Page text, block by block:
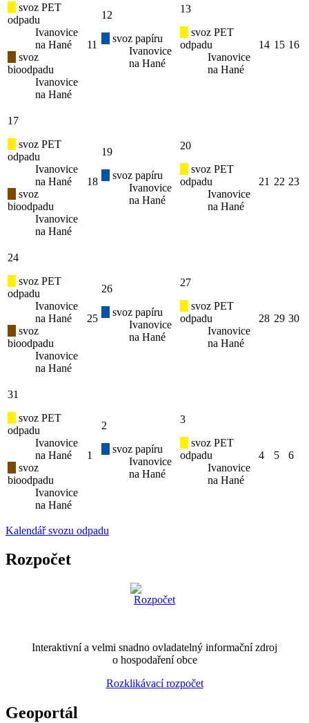
svoz PET
odpadu
Ivanovice
na Hané
svoz
bioodpadu
Ivanovice
na Hané
11
12
svoz papíru
Ivanovice
na Hané
13
svoz PET
odpadu
Ivanovice
na Hané
14 15 16
17
svoz PET
odpadu
Ivanovice
na Hané
svoz
bioodpadu
Ivanovice
na Hané
18
19
svoz papíru
Ivanovice
na Hané
20
svoz PET
odpadu
Ivanovice
na Hané
21 22 23
24
svoz PET
odpadu
Ivanovice
na Hané
svoz
bioodpadu
Ivanovice
na Hané
25
26
svoz papíru
Ivanovice
na Hané
27
svoz PET
odpadu
Ivanovice
na Hané
28 29 30
31
svoz PET
odpadu
Ivanovice
na Hané
svoz
bioodpadu
Ivanovice
na Hané
1
2
svoz papíru
Ivanovice
na Hané
3
svoz PET
odpadu
Ivanovice
na Hané
4 5 6
Kalendář svozu odpadu
Rozpočet
Interaktivní a velmi snadno ovladatelný informační zdroj
o hospodaření obce
Rozklikávací rozpočet
Geoportál